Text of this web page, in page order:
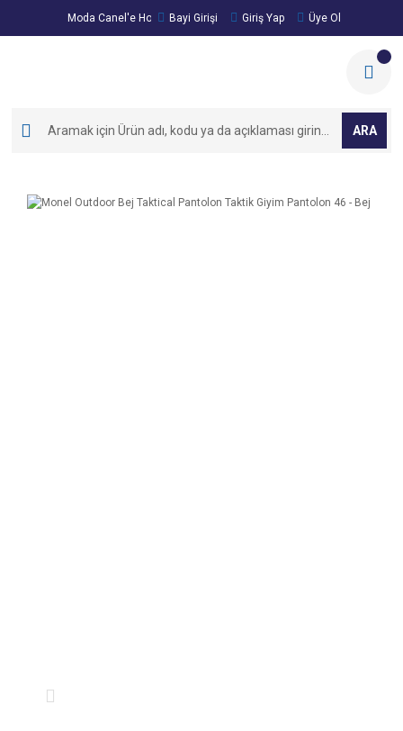
Moda Canel'e Hoşgeldiniz!
Bayi Girişi Giriş Yap Üye Ol
ARA